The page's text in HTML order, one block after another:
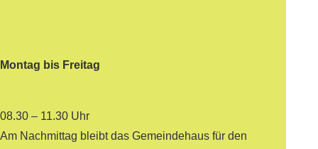
Montag bis Freitag
08.30 – 11.30 Uhr
Am Nachmittag bleibt das Gemeindehaus für den